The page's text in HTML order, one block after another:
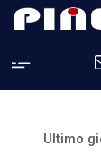
Ultimo